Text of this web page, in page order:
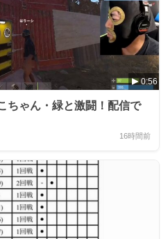
0:56
ちゃん・緑と激闘！配信で
16時間前